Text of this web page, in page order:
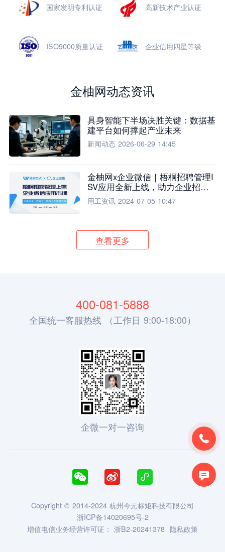
国家发明专利认证 高新技术产业认证
ISO9000质量认证 企业信用四星等级
金柚网动态资讯
具身智能下半场决胜关键：数据基
建平台如何撑起产业未来
新闻动态 2026-06-29 14:45
金柚网x企业微信｜梧桐招聘管理I
SV应用全新上线，助力企业招聘
流程全面升级
用工资讯 2024-07-05 10:47
查看更多


400-081-5888
全国统一客服热线 （工作日 9:00-18:00）
企微一对一咨询
  
Copyright © 2014-2024 杭州今元标矩科技有限公司
浙ICP备14020695号-2
增值电信业务经营许可证： 浙B2-20241378 隐私政策